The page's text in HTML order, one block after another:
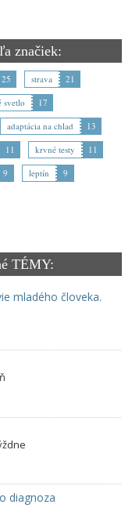
značiek:
25 strava
21
svetlo
17
adaptácia na chlad
13
11 krvné testy
11
9 leptín
9
TÉMY:
mladého človeka.
diagnoza